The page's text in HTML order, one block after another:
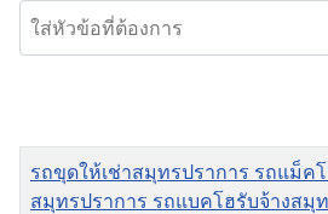
ใส่หัวข้อที่ต้องการ
ชื่อ
รถขุดให้เช่าสมุทรปราการ รถแม็ค
สมุทรปราการ รถแบคโฮรับจ้างสมุ